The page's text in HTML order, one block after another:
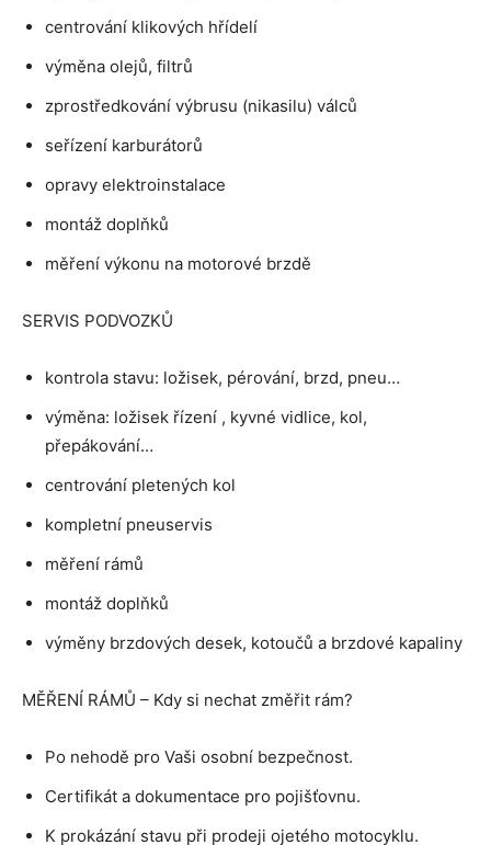
centrování klikových hřídelí
výměna olejů, filtrů
zprostředkování výbrusu (nikasilu) válců
seřízení karburátorů
opravy elektroinstalace
montáž doplňků
měření výkonu na motorové brzdě
SERVIS PODVOZKŮ
kontrola stavu: ložisek, pérování, brzd, pneu…
výměna: ložisek řízení , kyvné vidlice, kol,
přepákování…
centrování pletených kol
kompletní pneuservis
měření rámů
montáž doplňků
výměny brzdových desek, kotoučů a brzdové kapaliny
MĚŘENÍ RÁMŮ – Kdy si nechat změřit rám?
Po nehodě pro Vaši osobní bezpečnost.
Certifikát a dokumentace pro pojišťovnu.
K prokázání stavu při prodeji ojetého motocyklu.